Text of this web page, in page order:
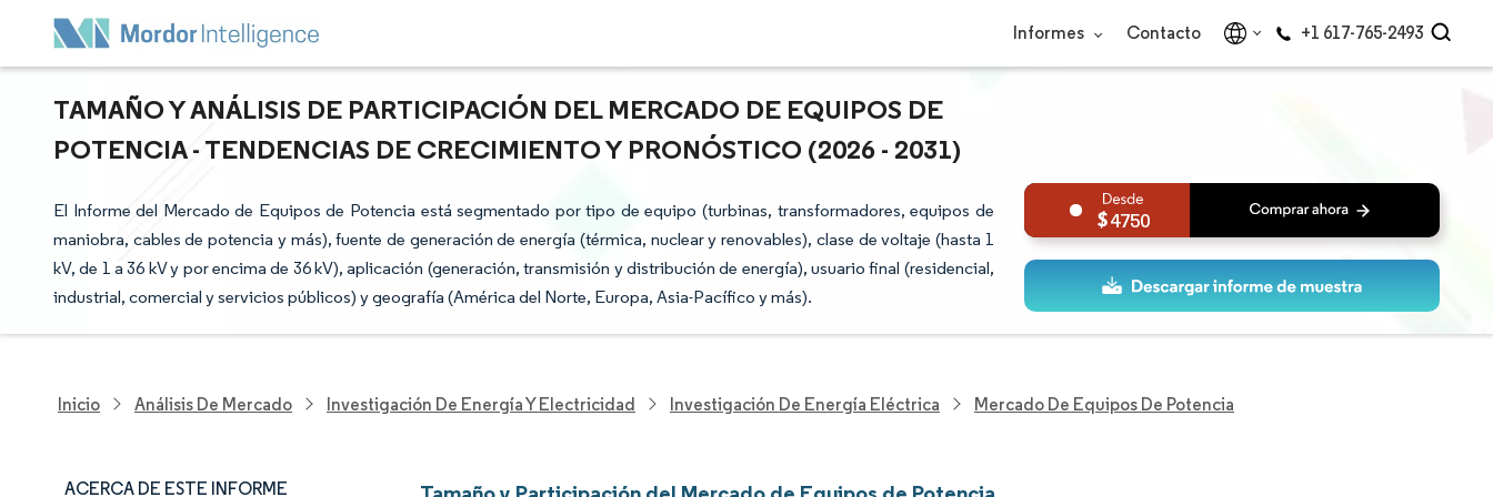
Informes Contacto +1 617-765-2493
TAMAÑO Y ANÁLISIS DE PARTICIPACIÓN DEL MERCADO DE EQUIPOS DE
POTENCIA - TENDENCIAS DE CRECIMIENTO Y PRONÓSTICO (2026 - 2031)
El Informe del Mercado de Equipos de Potencia está segmentado por tipo de equipo (turbinas, transformadores, equipos de
maniobra, cables de potencia y más), fuente de generación de energía (térmica, nuclear y renovables), clase de voltaje (hasta 1
kV, de 1 a 36 kV y por encima de 36 kV), aplicación (generación, transmisión y distribución de energía), usuario final (residencial,
industrial, comercial y servicios públicos) y geografía (América del Norte, Europa, Asia-Pacífico y más).
4750
Inicio Análisis De Mercado Investigación De Energía Y Electricidad Investigación De Energía Eléctrica Mercado De Equipos De Potencia
ACERCA DE ESTE INFORME